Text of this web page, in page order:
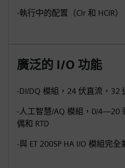
-執行中的配置（CIr 和 HCIR）
廣泛的 I/O 功能
-DI/DQ 模組，24 伏直流，32
-人工智慧/AQ 模組，0/4—20
偶和 RTD
-與 ET 200SP HA I/O 模組完